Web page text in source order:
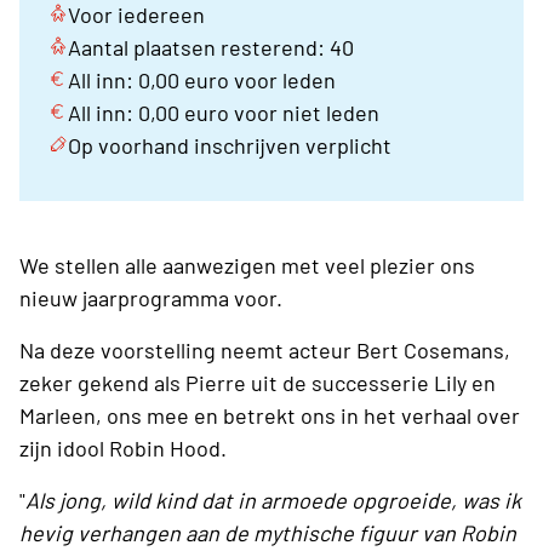
Voor iedereen
Aantal plaatsen resterend: 40
All inn: 0,00 euro voor leden
All inn: 0,00 euro voor niet leden
Op voorhand inschrijven verplicht
We stellen alle aanwezigen met veel plezier ons
nieuw jaarprogramma voor.
Na deze voorstelling neemt acteur Bert Cosemans,
zeker gekend als Pierre uit de successerie Lily en
Marleen, ons mee en betrekt ons in het verhaal over
zijn idool Robin Hood.
"Als jong, wild kind dat in armoede opgroeide, was ik
hevig verhangen aan de mythische figuur van Robin